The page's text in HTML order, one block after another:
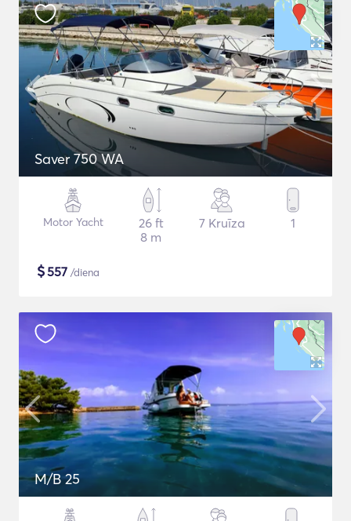
Saver 750 WA
Motor Yacht
26 ft
8 m
7 Kruīza 1
$557 /diena
M/B 25